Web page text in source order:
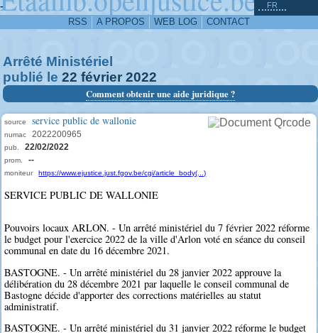
-
RSS A PROPOS WEB LOG CONTACT
FR
Arrêté Ministériel
publié le 22 février 2022
Comment obtenir une aide juridique ?
source service public de wallonie
numac 2022200965
pub. 22/02/2022
prom. --
moniteur https://www.ejustice.just.fgov.be/cgi/article_body(...)
SERVICE PUBLIC DE WALLONIE
Pouvoirs locaux ARLON. - Un arrêté ministériel du 7 février 2022 réforme
le budget pour l'exercice 2022 de la ville d'Arlon voté en séance du conseil
communal en date du 16 décembre 2021.
BASTOGNE. - Un arrêté ministériel du 28 janvier 2022 approuve la
délibération du 28 décembre 2021 par laquelle le conseil communal de
Bastogne décide d'apporter des corrections matérielles au statut
administratif.
BASTOGNE. - Un arrêté ministériel du 31 janvier 2022 réforme le budget
^